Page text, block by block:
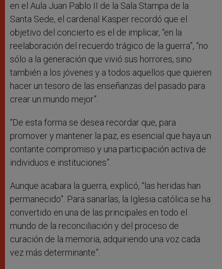
en el Aula Juan Pablo II de la Sala Stampa de la
Santa Sede, el cardenal Kasper recordó que el
objetivo del concierto es el de implicar, “en la
reelaboración del recuerdo trágico de la guerra”, “no
sólo a la generación que vivió sus horrores, sino
también a los jóvenes y a todos aquellos que quieren
hacer un tesoro de las enseñanzas del pasado para
crear un mundo mejor”.
“De esta forma se desea recordar que, para
promover y mantener la paz, es esencial que haya un
contante compromiso y una participación activa de
individuos e instituciones”.
Aunque acabara la guerra, explicó, “las heridas han
permanecido”. Para sanarlas, la Iglesia católica se ha
convertido en una de las principales en todo el
mundo de la reconciliación y del proceso de
curación de la memoria, adquiriendo una voz cada
vez más determinante”.